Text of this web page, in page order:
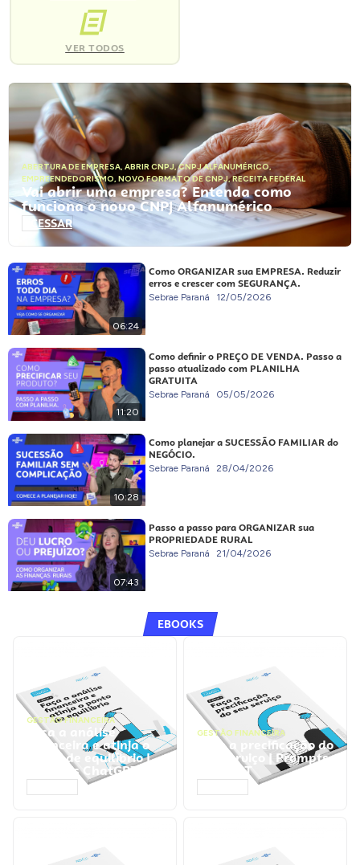
VER TODOS
ABERTURA DE EMPRESA, ABRIR CNPJ,CNPJ ALFANUMÉRICO,
EMPREENDEDORISMO, NOVO FORMATO DE CNPJ,RECEITA FEDERAL
Vai abrir uma empresa? Entenda como
funciona o novo CNPJ Alfanumérico
ACESSAR
06:24
Como ORGANIZAR sua EMPRESA. Reduzir
erros e crescer com SEGURANÇA.
Sebrae Paraná 12/05/2026
11:20
Como definir o PREÇO DE VENDA. Passo a
passo atualizado com PLANILHA
GRATUITA
Sebrae Paraná 05/05/2026
10:28
Como planejar a SUCESSÃO FAMILIAR do
NEGÓCIO.
Sebrae Paraná 28/04/2026
07:43
Passo a passo para ORGANIZAR sua
PROPRIEDADE RURAL
Sebrae Paraná 21/04/2026
EBOOKS
GESTÃO FINANCEIRA
Faça a análise
financeira e atinja o
ponto de equilíbrio |
Prompts ChatGPT
GESTÃO FINANCEIRA
Faça a precificação do
seu serviço | Prompts
ChatGPT